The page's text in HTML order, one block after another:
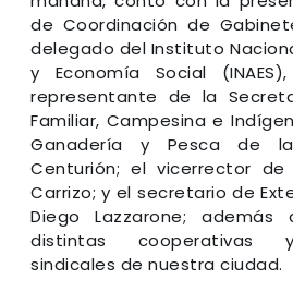
de Coordinación de
delegado del Instituto
y Economía Social
representante de la
Familiar, Campesina e
Ganadería y Pesca de
Centurión; el vicerrector de
Carrizo; y el secretario de
Diego Lazzarone;
distintas cooperativas y
sindicales de nuestra ciudad.